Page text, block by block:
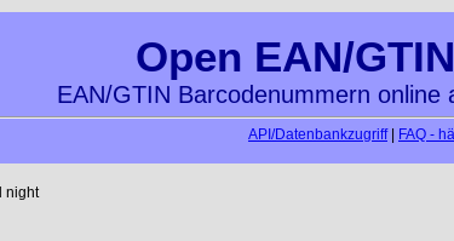
Open EAN/
EAN/GTIN Barcodenummern online
API/Datenbankzugriff| FAQ -
night